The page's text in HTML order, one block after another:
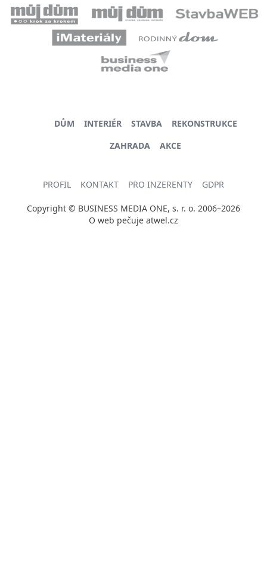
DŮM INTERIÉR STAVBA
REKONSTRUKCE
ZAHRADA
AKCE
PROFIL KONTAKT PRO INZERENTY GDPR
Copyright © BUSINESS MEDIA ONE, s. r. o. 2006–2026